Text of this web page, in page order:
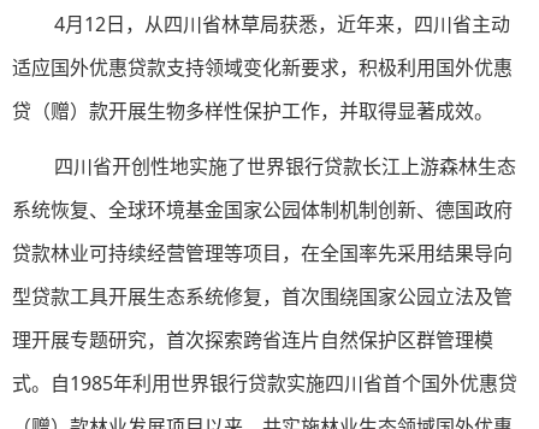
4月12日，从四川省林草局获悉，近年来，四川省主动
适应国外优惠贷款支持领域变化新要求，积极利用国外优惠
贷（赠）款开展生物多样性保护工作，并取得显著成效。
四川省开创性地实施了世界银行贷款长江上游森林生态
系统恢复、全球环境基金国家公园体制机制创新、德国政府
贷款林业可持续经营管理等项目，在全国率先采用结果导向
型贷款工具开展生态系统修复，首次围绕国家公园立法及管
理开展专题研究，首次探索跨省连片自然保护区群管理模
式。自1985年利用世界银行贷款实施四川省首个国外优惠贷